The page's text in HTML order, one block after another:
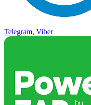
Telegram, Viber